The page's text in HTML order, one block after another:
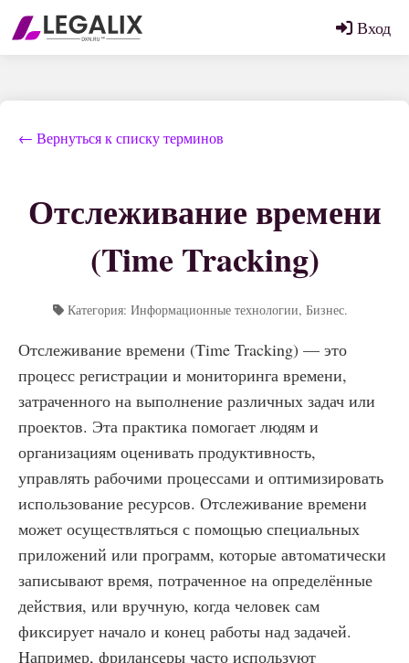
Вход
← Вернуться к списку терминов
Отслеживание времени
(Time Tracking)
Категория: Информационные технологии, Бизнес.
Отслеживание времени (Time Tracking) — это
процесс регистрации и мониторинга времени,
затраченного на выполнение различных задач или
проектов. Эта практика помогает людям и
организациям оценивать продуктивность,
управлять рабочими процессами и оптимизировать
использование ресурсов. Отслеживание времени
может осуществляться с помощью специальных
приложений или программ, которые автоматически
записывают время, потраченное на определённые
действия, или вручную, когда человек сам
фиксирует начало и конец работы над задачей.
Например, фрилансеры часто используют